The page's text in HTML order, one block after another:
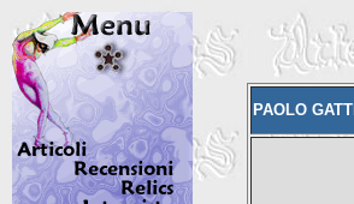
PAOLO GATTI